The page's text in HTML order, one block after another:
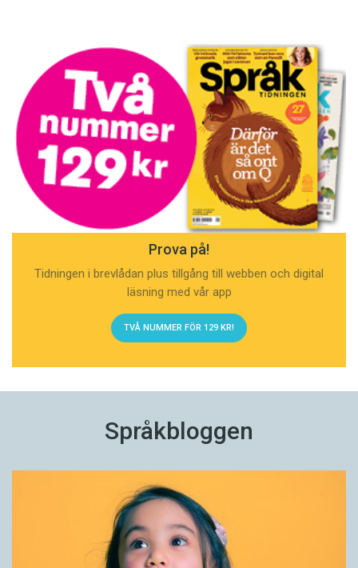
Prova på!
Tidningen i brevlådan plus tillgång till webben och digital
läsning med vår app
TVÅ NUMMER FÖR 129 KR!
Språkbloggen